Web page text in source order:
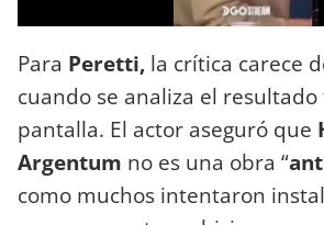
Para Peretti, la crítica carece
cuando se analiza el
pantalla. El actor aseguró que
Argentum no es una obra “
como muchos intentaron